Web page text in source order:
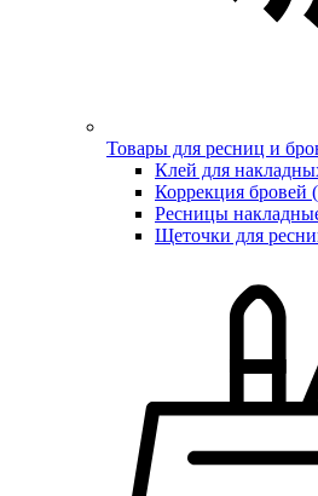
Товары для ресниц и
Клей для
Коррекция бровей
Ресницы
Щеточки для